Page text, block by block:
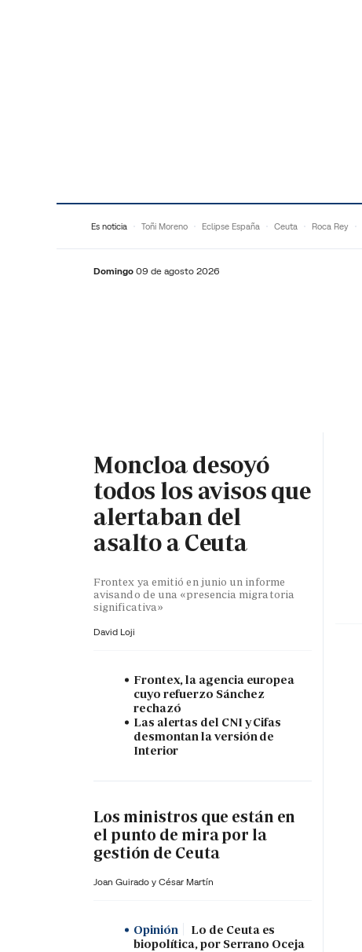
Es noticia Toñi Moreno Eclipse España Ceuta Roca Rey
Domingo 09 de agosto 2026
Moncloa desoyó
todos los avisos que
alertaban del
asalto a Ceuta
Frontex ya emitió en junio un informe
avisando de una «presencia migratoria
significativa»
David Loji
Frontex, la agencia europea
cuyo refuerzo Sánchez
rechazó
Las alertas del CNI y Cifas
desmontan la versión de
Interior
Los ministros que están en
el punto de mira por la
gestión de Ceuta
Joan Guirado y César Martín
Opinión
Lo de Ceuta es
biopolítica, por Serrano Oceja